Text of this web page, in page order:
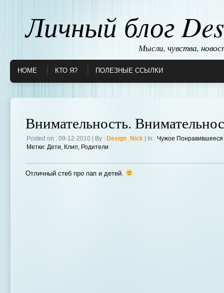
Личный блог
Мысли, чувства,
HOME КТО Я? ПОЛЕЗНЫЕ ССЫЛКИ
Внимательность.
Posted on : 09-12-2010 | By : Design_Nick | In : Чужое Понравившееся
Метки: Дети, Клип, Родители
Отличный стеб про пап и детей.